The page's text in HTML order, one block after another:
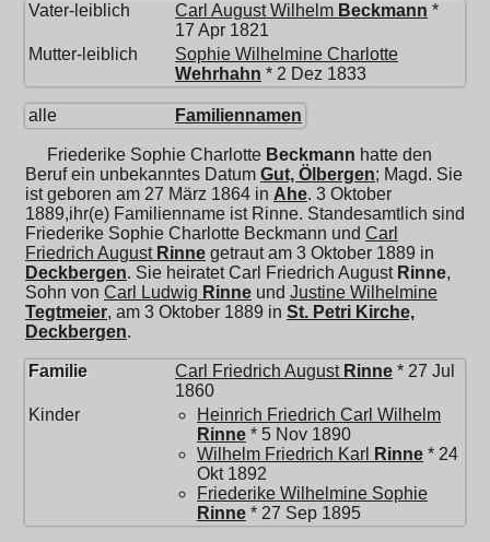
Vater-leiblich Carl August Wilhelm Beckmann *
17 Apr 1821
Mutter-leiblich
Sophie Wilhelmine Charlotte
Wehrhahn * 2 Dez 1833
alle Familiennamen
Friederike Sophie Charlotte Beckmann hatte den
Beruf ein unbekanntes Datum Gut, Ölbergen; Magd. Sie
ist geboren am 27 März 1864 in Ahe. 3 Oktober
1889,ihr(e) Familienname ist Rinne. Standesamtlich sind
Friederike Sophie Charlotte Beckmann und Carl
Friedrich August Rinne getraut am 3 Oktober 1889 in
Deckbergen. Sie heiratetCarl Friedrich August Rinne,
Sohn von Carl Ludwig Rinne und Justine Wilhelmine
Tegtmeier, am 3 Oktober 1889 in St. Petri Kirche,
Deckbergen.
Familie Carl Friedrich August Rinne * 27 Jul
1860
Kinder
Heinrich Friedrich Carl Wilhelm
Rinne * 5 Nov 1890
Wilhelm Friedrich Karl
Rinne * 24
Okt 1892
Friederike Wilhelmine Sophie
Rinne * 27 Sep 1895